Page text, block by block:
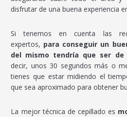
disfrutar de una buena experiencia
Si tenemos en cuenta las
expertos, para conseguir un
del mismo tendría que ser de
decir, unos 30 segundos más o
tienes que estar midiendo el
que sea aproximado para obtener
La mejor técnica de cepillado es